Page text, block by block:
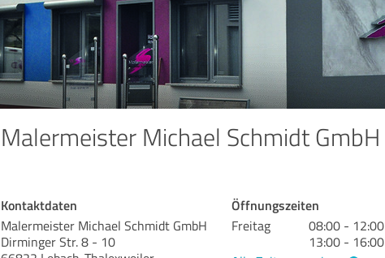
Malermeister Michael Schmidt GmbH
Kontaktdaten
Malermeister Michael Schmidt GmbH
Dirminger Str. 8 - 10
Öffnungszeiten
Freitag
08:00 - 12:00
13:00 - 16:00